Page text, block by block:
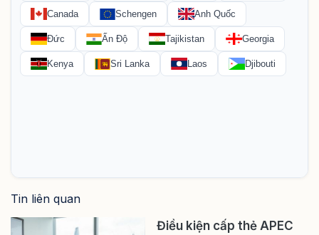
Tin liên quan
Điều kiện cấp thẻ APEC